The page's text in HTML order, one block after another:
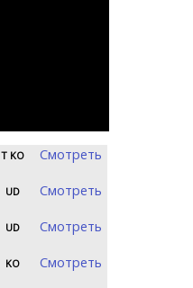
T KO Смотреть
UD Смотреть
UD Смотреть
KO Смотреть